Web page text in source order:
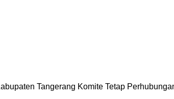
Tangerang Komite Tetap